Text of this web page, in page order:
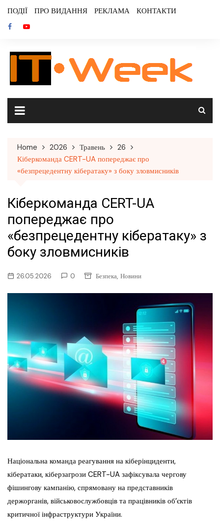
content
ПОДІЇ ПРО ВИДАННЯ РЕКЛАМА КОНТАКТИ
Home 2026 Травень
26
Кіберкоманда CERT-UA попереджає про
«безпрецедентну кібератаку» з боку зловмисників
Кіберкоманда CERT-UA
попереджає про
«безпрецедентну кібератаку» з
боку зловмисників
26.05.2026 0 Безпека, Новини
Національна команда реагування на кіберінциденти,
кібератаки, кіберзагрози CERT-UA зафіксувала чергову
фішингову кампанію, спрямовану на представників
держорганів, військовослужбовців та працівників об’єктів
критичної інфраструктури України.